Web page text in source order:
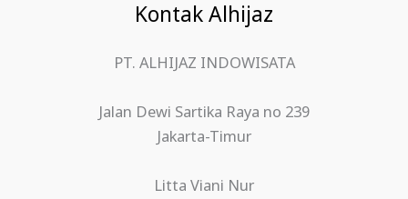
Kontak Alhijaz
PT. ALHIJAZ INDOWISATA
Jalan Dewi Sartika Raya no 239
Jakarta-Timur
Litta Viani Nur